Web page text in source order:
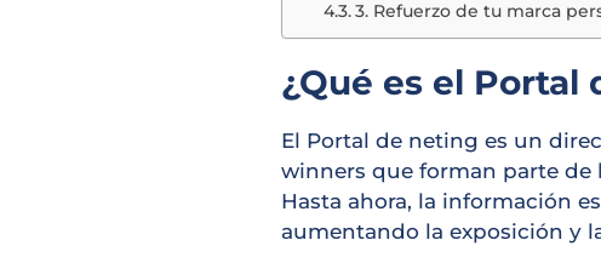
3. Refuerzo de tu marca
¿Qué es el Portal
El Portal de neting es un
winners que forman parte de
Hasta ahora, la información
aumentando la exposición y